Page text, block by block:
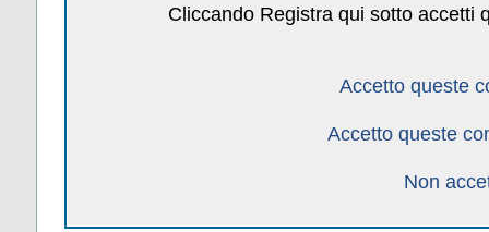
Cliccando Registra qui sotto accetti
Accetto queste
Accetto queste
Non